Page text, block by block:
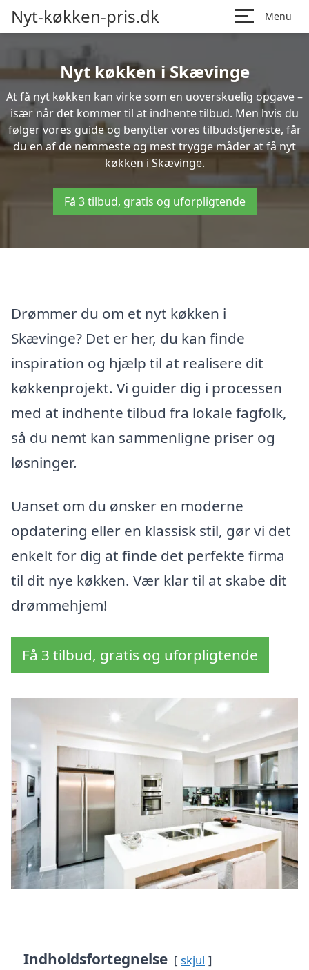
Nyt-køkken-pris.dk Menu
Nyt køkken i Skævinge
At få nyt køkken kan virke som en uoverskuelig opgave –
især når det kommer til at indhente tilbud. Men hvis du
følger vores guide og benytter vores tilbudstjeneste, får
du en af de nemmeste og mest trygge måder at få nyt
køkken i Skævinge.
Få 3 tilbud, gratis og uforpligtende
Drømmer du om et nyt køkken i
Skævinge? Det er her, du kan finde
inspiration og hjælp til at realisere dit
køkkenprojekt. Vi guider dig i processen
med at indhente tilbud fra lokale fagfolk,
så du nemt kan sammenligne priser og
løsninger.
Uanset om du ønsker en moderne
opdatering eller en klassisk stil, gør vi det
enkelt for dig at finde det perfekte firma
til dit nye køkken. Vær klar til at skabe dit
drømmehjem!
Få 3 tilbud, gratis og uforpligtende
Indholdsfortegnelse skjul